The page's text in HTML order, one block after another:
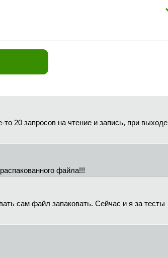
то 20 запросов на чтение и запись, при выходе
файла!!!
сам файл запаковать. Сейчас и я за тесты